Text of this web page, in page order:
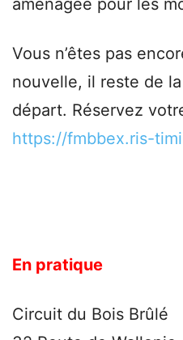
aménagée pour les
Vous n’êtes pas
nouvelle, il reste de
départ. Réservez
https://fmbbex.ris-
En pratique
Circuit du Bois Brûlé